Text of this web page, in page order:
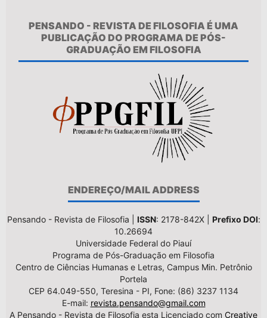
PENSANDO - REVISTA DE FILOSOFIA É UMA
PUBLICAÇÃO DO PROGRAMA DE PÓS-
GRADUAÇÃO EM FILOSOFIA
ENDEREÇO/MAIL ADDRESS
Pensando - Revista de Filosofia | ISSN: 2178-842X | Prefixo DOI:
10.26694
Universidade Federal do Piauí
Programa de Pós-Graduação em Filosofia
Centro de Ciências Humanas e Letras, Campus Min. Petrônio
Portela
CEP 64.049-550, Teresina - PI, Fone: (86) 3237 1134
E-mail: revista.pensando@gmail.com
A Pensando - Revista de Filosofia esta Licenciado com Creative